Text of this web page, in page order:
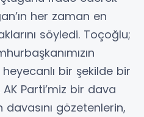
her zaman en
söyledi. Toçoğlu;
bir şekilde bir
Parti’miz bir dava
gözetenlerin,